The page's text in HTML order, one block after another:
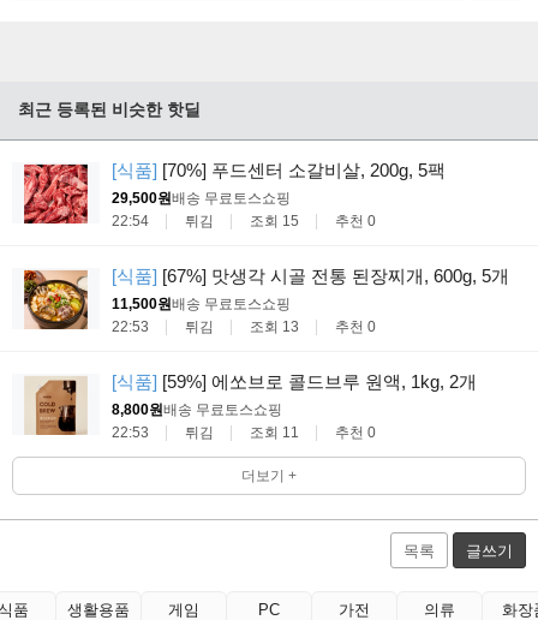
최근 등록된 비슷한 핫딜
[식품] [70%] 푸드센터 소갈비살, 200g, 5팩
29,500원배송 무료토스쇼핑
22:54
튀김 조회 15 추천 0
[식품] [67%] 맛생각 시골 전통 된장찌개, 600g, 5개
11,500원배송 무료토스쇼핑
22:53
튀김 조회 13 추천 0
[식품] [59%] 에쏘브로 콜드브루 원액, 1kg, 2개
8,800원배송 무료토스쇼핑
22:53
튀김 조회 11 추천 0
더보기 +
목록 글쓰기
품 생활용품 게임 PC 가전 의류 화장